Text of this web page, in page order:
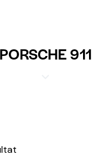
PORSCHE 911